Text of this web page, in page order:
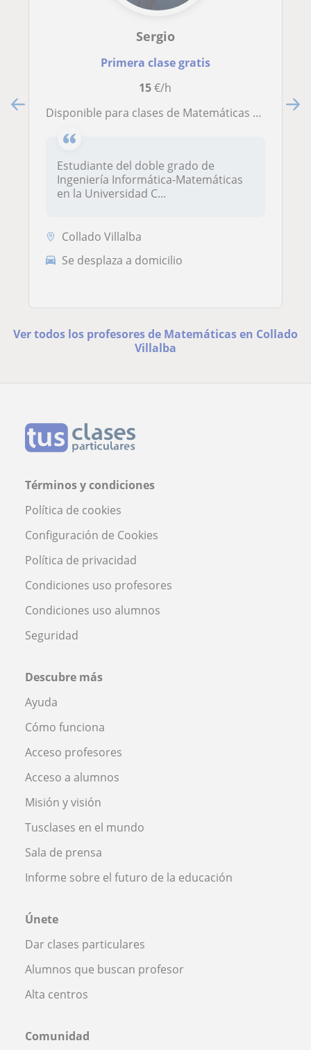
Sergio
Primera clase gratis
15€/h
Disponible para clases de Matemáticas nivel ESO, Bachillerato y preparación EVAU, online
Estudiante del doble grado de
Ingeniería Informática-Matemáticas
en la Universidad C...
Collado Villalba
Se desplaza a domicilio
Ver todos los profesores de Matemáticas en Collado
Villalba
Términos y condiciones
Política de cookies
Configuración de Cookies
Política de privacidad
Condiciones uso profesores
Condiciones uso alumnos
Seguridad
Descubre más
Ayuda
Cómo funciona
Acceso profesores
Acceso a alumnos
Misión y visión
Tusclases en el mundo
Sala de prensa
Informe sobre el futuro de la educación
Únete
Dar clases particulares
Alumnos que buscan profesor
Alta centros
Comunidad